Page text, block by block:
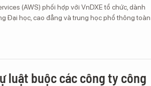
(AWS) phối hợp với VnDXE tổ chức, dành
Đại học, cao đẳng và trung học phổ thông toàn
luật buộc các công ty công